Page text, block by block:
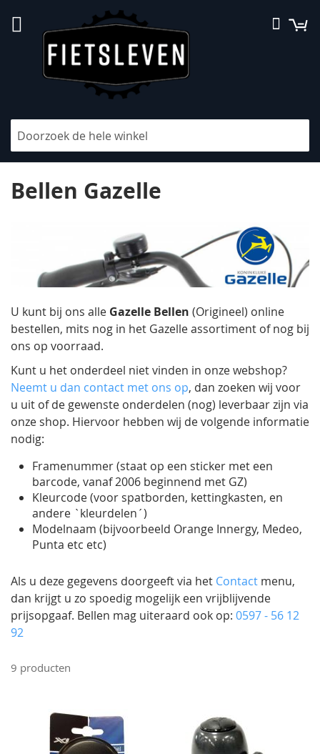
naar
de
Filteren
Bellen Gazelle
U kunt bij ons alle Gazelle Bellen (Origineel) online
bestellen, mits nog in het Gazelle assortiment of nog bij
ons op voorraad.
Kunt u het onderdeel niet vinden in onze webshop?
Neemt u dan contact met ons op, dan zoeken wij voor
u uit of de gewenste onderdelen (nog) leverbaar zijn via
onze shop. Hiervoor hebben wij de volgende informatie
nodig:
Framenummer (staat op een sticker met een
barcode, vanaf 2006 beginnend met GZ)
Kleurcode (voor spatborden, kettingkasten, en
andere `kleurdelen´)
Modelnaam (bijvoorbeeld Orange Innergy, Medeo,
Punta etc etc)
Als u deze gegevens doorgeeft via het Contact menu,
dan krijgt u zo spoedig mogelijk een vrijblijvende
prijsopgaaf. Bellen mag uiteraard ook op: 0597 - 56 12
92
9 producten